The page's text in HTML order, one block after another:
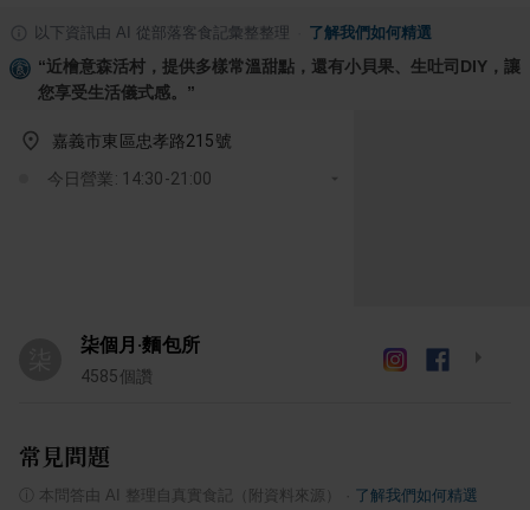
以下資訊由 AI 從部落客食記彙整整理 了解我們如何精選
“近檜意森活村，提供多樣常溫甜點，還有小貝果、生吐司DIY，讓
您享受生活儀式感。 ”
嘉義市東區忠孝路215號
今日營業: 14:30-21:00
柒個月·麵包所
4585個讚
常見問題
本問答由 AI 整理自真實食記（附資料來源） 了解我們如何精選